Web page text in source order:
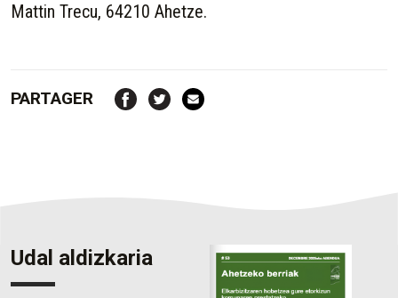
Mattin Trecu, 64210 Ahetze.
PARTAGER
Udal aldizkaria